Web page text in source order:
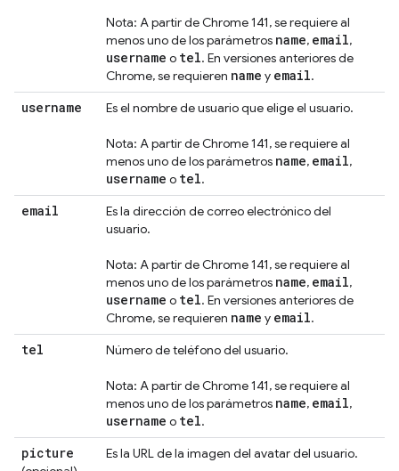
Nota: A partir de Chrome 141, se requiere al
menos uno de los parámetros name, email,
username o tel. En versiones anteriores de
Chrome, se requieren name y email.
username Es el nombre de usuario que elige el usuario.
Nota: A partir de Chrome 141, se requiere al
menos uno de los parámetros name, email,
username o tel.
email
Es la dirección de correo electrónico del
usuario.
Nota: A partir de Chrome 141, se requiere al
menos uno de los parámetros name, email,
username o tel. En versiones anteriores de
Chrome, se requieren name y email.
tel Número de teléfono del usuario.
Nota: A partir de Chrome 141, se requiere al
menos uno de los parámetros name, email,
username o tel.
picture Es la URL de la imagen del avatar del usuario.